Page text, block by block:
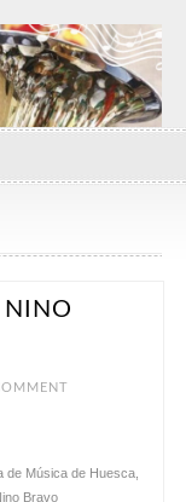
NINO
de Música de Huesca,
Bravo